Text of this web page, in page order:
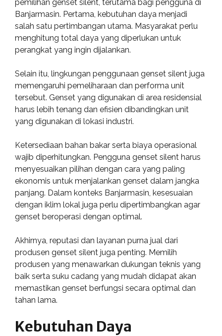
pemilihan genset silent, terutama bagi pengguna di
Banjarmasin. Pertama, kebutuhan daya menjadi
salah satu pertimbangan utama. Masyarakat perlu
menghitung total daya yang diperlukan untuk
perangkat yang ingin dijalankan.
Selain itu, lingkungan penggunaan genset silent juga
memengaruhi pemeliharaan dan performa unit
tersebut. Genset yang digunakan di area residensial
harus lebih tenang dan efisien dibandingkan unit
yang digunakan di lokasi industri.
Ketersediaan bahan bakar serta biaya operasional
wajib diperhitungkan. Pengguna genset silent harus
menyesuaikan pilihan dengan cara yang paling
ekonomis untuk menjalankan genset dalam jangka
panjang. Dalam konteks Banjarmasin, kesesuaian
dengan iklim lokal juga perlu dipertimbangkan agar
genset beroperasi dengan optimal.
Akhirnya, reputasi dan layanan purna jual dari
produsen genset silent juga penting. Memilih
produsen yang menawarkan dukungan teknis yang
baik serta suku cadang yang mudah didapat akan
memastikan genset berfungsi secara optimal dan
tahan lama.
Kebutuhan Daya